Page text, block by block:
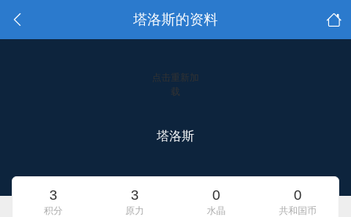
塔洛斯的资料
点击重新加
载
塔洛斯
3
积分
3
原力
0
水晶
0
共和国币